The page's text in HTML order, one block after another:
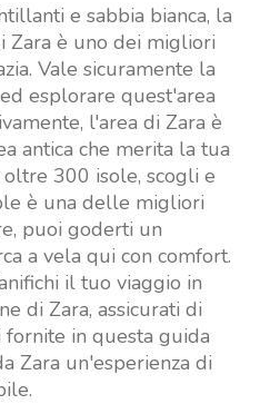
e sabbia bianca, la
Zara è uno dei migliori
Vale sicuramente la
esplorare quest'area
l'area di Zara è
antica che merita la tua
300 isole, scogli e
è una delle migliori
puoi goderti un
a vela qui con comfort.
il tuo viaggio in
di Zara, assicurati di
in questa guida
Zara un'esperienza di